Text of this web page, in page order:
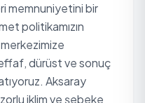
memnuniyetini bir
politikamızın
dürüst ve sonuç
Aksaray
iklim ve şebeke